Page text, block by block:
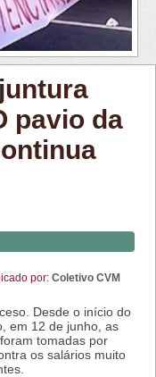
pavio da
por: Coletivo CVM
Desde o início do
em 12 de junho, as
tomadas por
os salários muito